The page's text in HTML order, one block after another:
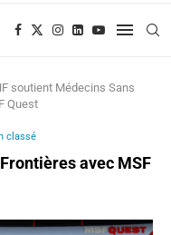
soutient Médecins Sans
Quest
classé
avec MSF